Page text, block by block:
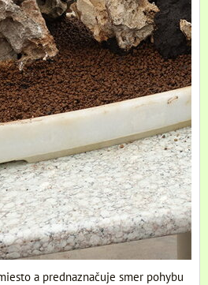
a prednaznačuje smer pohybu